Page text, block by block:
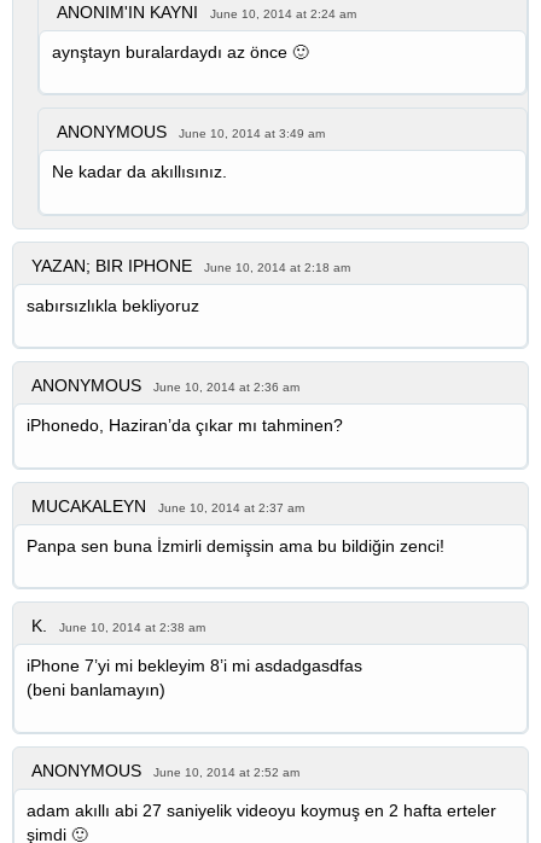
ANONIM'IN KAYNI June 10, 2014 at 2:24 am
aynştayn buralardaydı az önce 🙂
ANONYMOUS June 10, 2014 at 3:49 am
Ne kadar da akıllısınız.
YAZAN; BIR IPHONE June 10, 2014 at 2:18 am
sabırsızlıkla bekliyoruz
ANONYMOUS June 10, 2014 at 2:36 am
iPhonedo, Haziran’da çıkar mı tahminen?
MUCAKALEYN June 10, 2014 at 2:37 am
Panpa sen buna İzmirli demişsin ama bu bildiğin zenci!
K. June 10, 2014 at 2:38 am
iPhone 7’yi mi bekleyim 8’i mi asdadgasdfas
(beni banlamayın)
ANONYMOUS June 10, 2014 at 2:52 am
adam akıllı abi 27 saniyelik videoyu koymuş en 2 hafta erteler
şimdi 🙂